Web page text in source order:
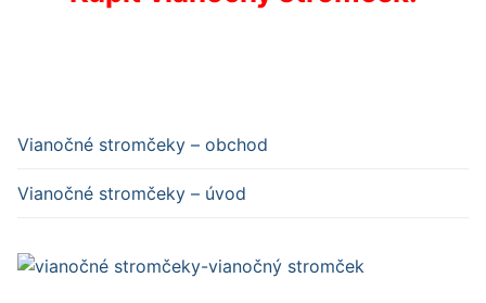
Vianočné stromčeky – obchod
Vianočné stromčeky – úvod